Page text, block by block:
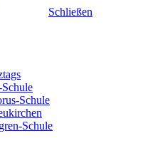
Schließen
Schule
Schule